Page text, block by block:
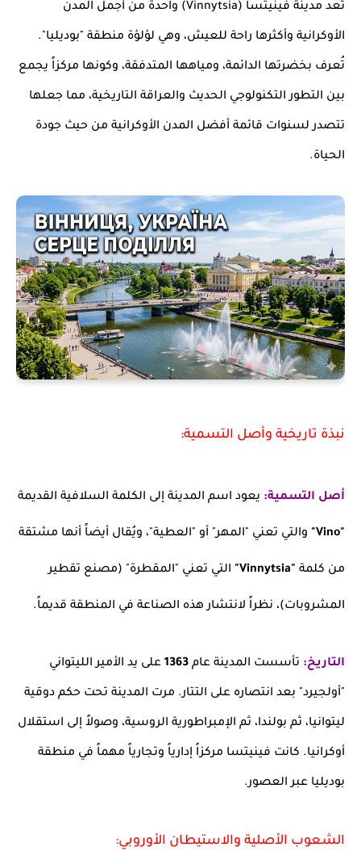
تُعد مدينة فينيتسا (Vinnytsia) واحدة من أجمل المدن
الأوكرانية وأكثرها راحة للعيش، وهي لؤلؤة منطقة "بوديليا".
تُعرف بخضرتها الدائمة، ومياهها المتدفقة، وكونها مركزاً يجمع
بين التطور التكنولوجي الحديث والعراقة التاريخية، مما جعلها
تتصدر لسنوات قائمة أفضل المدن الأوكرانية من حيث جودة
الحياة.
نبذة تاريخية وأصل التسمية:
أصل التسمية: يعود اسم المدينة إلى الكلمة السلافية القديمة
"Vino" والتي تعني "المهر" أو "العطية"، ويُقال أيضاً أنها مشتقة
من كلمة "Vinnytsia" التي تعني "المقطرة" (مصنع تقطير
المشروبات)، نظراً لانتشار هذه الصناعة في المنطقة قديماً.
التاريخ: تأسست المدينة عام 1363 على يد الأمير الليتواني
"أولجيرد" بعد انتصاره على التتار. مرت المدينة تحت حكم دوقية
ليتوانيا، ثم بولندا، ثم الإمبراطورية الروسية، وصولاً إلى استقلال
أوكرانيا. كانت فينيتسا مركزاً إدارياً وتجارياً مهماً في منطقة
بوديليا عبر العصور.
الشعوب الأصلية والاستيطان الأوروبي: